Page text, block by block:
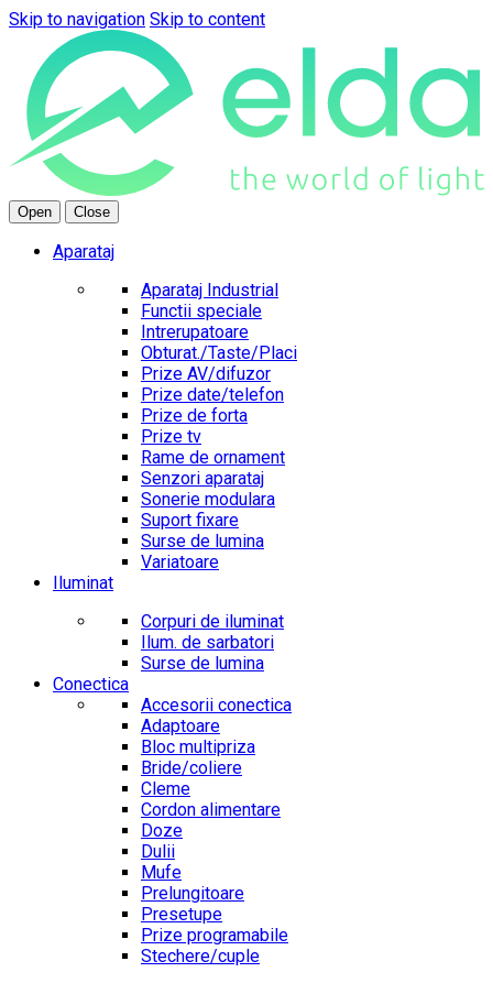
Skip to navigation Skip to content
Open Close
Aparataj
Aparataj Industrial
Functii speciale
Intrerupatoare
Obturat./Taste/Placi
Prize AV/difuzor
Prize date/telefon
Prize de forta
Prize tv
Rame de ornament
Senzori aparataj
Sonerie modulara
Suport fixare
Surse de lumina
Variatoare
Iluminat
Corpuri de iluminat
Ilum. de sarbatori
Surse de lumina
Conectica
Accesorii conectica
Adaptoare
Bloc multipriza
Bride/coliere
Cleme
Cordon alimentare
Doze
Dulii
Mufe
Prelungitoare
Presetupe
Prize programabile
Stechere/cuple